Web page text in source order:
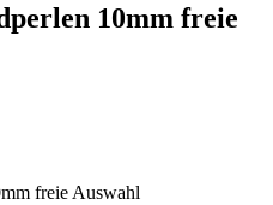
10mm freie